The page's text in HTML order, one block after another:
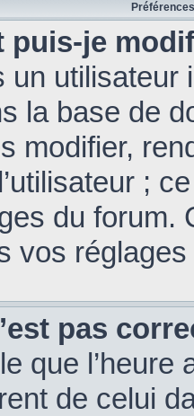
puis-je
un
la base de
modifier,
;
du forum.
vos
pas
que
de celui